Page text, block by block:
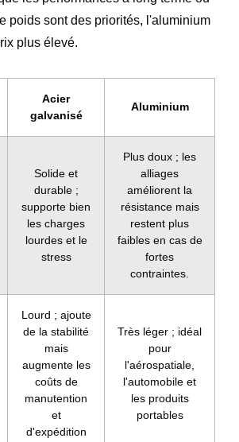
poids sont des priorités, l'aluminium
plus élevé.
Acier
galvanisé
Aluminium
Solide et
durable ;
supporte bien
les charges
lourdes et le
stress
Plus doux ; les
alliages
améliorent la
résistance mais
restent plus
faibles en cas de
fortes
contraintes.
Lourd ; ajoute
de la stabilité
mais
augmente les
coûts de
manutention
et
d'expédition
Très léger ; idéal
pour
l'aérospatiale,
l'automobile et
les produits
portables